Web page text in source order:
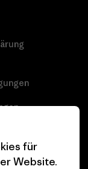
für
Website.